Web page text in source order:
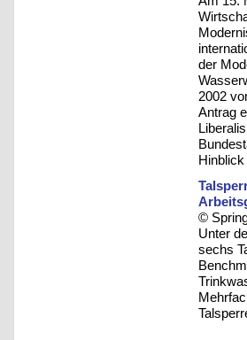
der
2002
Antrag
©
Unter
sechs